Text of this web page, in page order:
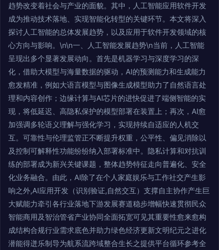
趋势改变着社会与产业的面貌。其中，人工智能应用软件开发
成为推动技术落地、实现智能化转型的关键环节。本文将深入
探讨人工智能的总体发展趋势，以及应用于软件开发领域的核
心方向与影响。\n\n一、人工智能发展趋势\n当前，人工智能
呈现出多个显著发展动向。首先是机器学习与深度学习的深
化，借助大模型与海量数据的驱动，AI的预测能力和生成能力
愈发精准，例如大语言模型与图像生成模型助力了自然语言处
理和内容创作；边缘计算与AI芯片的进快促进了端侧智能的实
现，将低延迟、高隐私保护的模型部署在装置上；再次，AI愈
加强调多轮语义理解与强化学习，实现持续自适应的人机交
互。可靠性与伦理监管正不断提升权重，公平性、偏见消除以
及控制可解释性功能纷纷纳入部署标准中。隐私计算和对抗训
练的部署成为新兴关键课题，整体趋势特征走向普遍化、安全
化业务融合。由此，AI除了在个人家庭娱乐与工作社交产生影
响之外,AI应用开发（识别验证,自然交互）支撑自主协作产生巨
大赋能力牵引各行业落地下游发展赛道稳步增幅快速贯彻民众
智能商用及智治管省产业协同全面拓宽可见其重要性愈来愈构
成结构合规行业需求底色并助力绿色经济更新文明纪元之进化
潜能得迸乐制导为航系流跨域整合生长之提供平台循环参考全